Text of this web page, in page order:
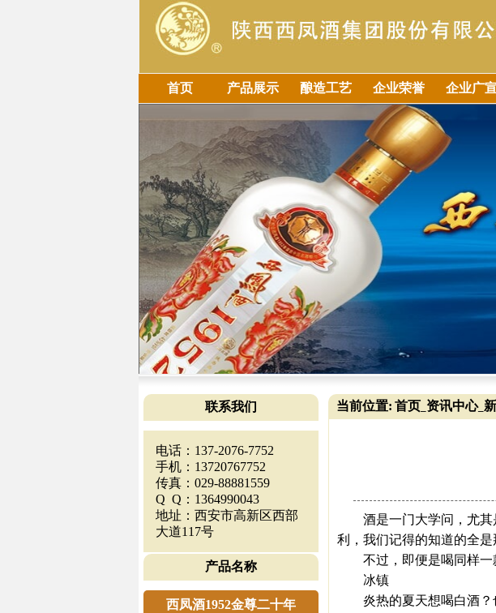
首页 产品展示 酿造工艺 企业荣誉 企业广
联系我们
电话：137-2076-7752
手机：13720767752
传真：029-88881559
Q Q：1364990043
地址：西安市高新区西部
大道117号
产品名称
西凤酒1952金尊二十年
当前位置: 首页 资讯中心_
酒是一门大学问，尤其
利，我们记得的知道的全
不过，即便是喝同样一
冰镇
炎热的夏天想喝白酒？